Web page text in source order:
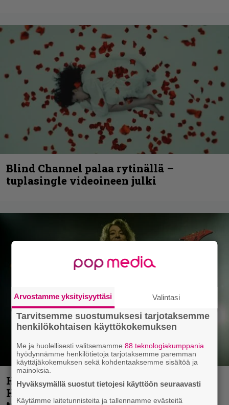
Blind Channel palaa rytinällä –
tuplasingle videoineen julki
Helloween- ja Gamma Ray -mies Kai
Hansen julkaisi uuden maistiaisen
Arvostamme yksityisyyttäsi Valintasi
Tarvitsemme suostumuksesi tarjotaksemme
henkilökohtaisen käyttökokemuksen
Me ja huolellisesti valitsemamme88 teknologiakumppania
hyödynnämme henkilötietoja tarjotaksemme paremman
käyttäjäkokemuksen sekä kohdentaaksemme sisältöä ja
mainoksia.
Hyväksymällä suostut tietojesi käyttöön seuraavasti
Käytämme laitetunnisteita ja tallennamme evästeitä